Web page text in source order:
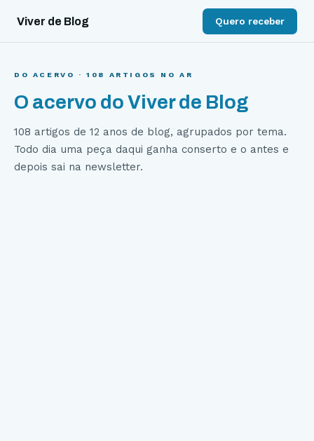
Viver de Blog Quero receber
DO ACERVO ·108 ARTIGOS NO AR
O acervo do Viver de Blog
108 artigos de 12 anos de blog, agrupados por tema.
Todo dia uma peça daqui ganha conserto e o antes e
depois sai na newsletter.